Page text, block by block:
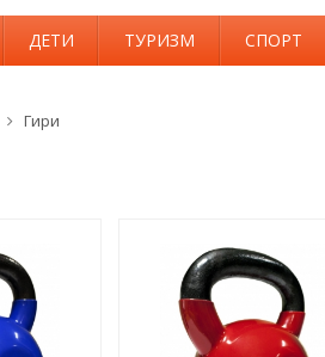
ДЕТИ ТУРИЗМ СПОРТ
Гири